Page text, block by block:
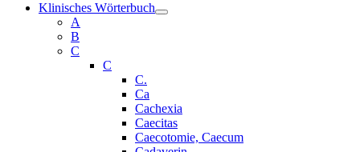
Klinisches Wörterbuch
A
B
C
C
C.
Ca
Cachexia
Caecitas
Caecotomie, Caecum